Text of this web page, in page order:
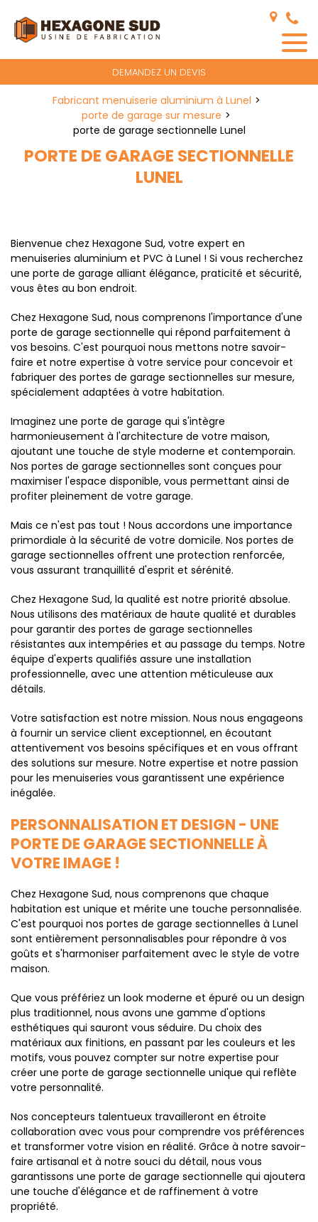
DEMANDEZ UN DEVIS
Fabricant menuiserie aluminium à Lunel
porte de garage sur mesure
porte de garage sectionnelle Lunel
PORTE DE GARAGE SECTIONNELLE
LUNEL
Bienvenue chez Hexagone Sud, votre expert en
menuiseries aluminium et PVC à Lunel ! Si vous recherchez
une porte de garage alliant élégance, praticité et sécurité,
vous êtes au bon endroit.
Chez Hexagone Sud, nous comprenons l'importance d'une
porte de garage sectionnelle qui répond parfaitement à
vos besoins. C'est pourquoi nous mettons notre savoir-
faire et notre expertise à votre service pour concevoir et
fabriquer des portes de garage sectionnelles sur mesure,
spécialement adaptées à votre habitation.
Imaginez une porte de garage qui s'intègre
harmonieusement à l'architecture de votre maison,
ajoutant une touche de style moderne et contemporain.
Nos portes de garage sectionnelles sont conçues pour
maximiser l'espace disponible, vous permettant ainsi de
profiter pleinement de votre garage.
Mais ce n'est pas tout ! Nous accordons une importance
primordiale à la sécurité de votre domicile. Nos portes de
garage sectionnelles offrent une protection renforcée,
vous assurant tranquillité d'esprit et sérénité.
Chez Hexagone Sud, la qualité est notre priorité absolue.
Nous utilisons des matériaux de haute qualité et durables
pour garantir des portes de garage sectionnelles
résistantes aux intempéries et au passage du temps. Notre
équipe d'experts qualifiés assure une installation
professionnelle, avec une attention méticuleuse aux
détails.
Votre satisfaction est notre mission. Nous nous engageons
à fournir un service client exceptionnel, en écoutant
attentivement vos besoins spécifiques et en vous offrant
des solutions sur mesure. Notre expertise et notre passion
pour les menuiseries vous garantissent une expérience
inégalée.
PERSONNALISATION ET DESIGN - UNE
PORTE DE GARAGE SECTIONNELLE À
VOTRE IMAGE !
Chez Hexagone Sud, nous comprenons que chaque
habitation est unique et mérite une touche personnalisée.
C'est pourquoi nos portes de garage sectionnelles à Lunel
sont entièrement personnalisables pour répondre à vos
goûts et s'harmoniser parfaitement avec le style de votre
maison.
Que vous préfériez un look moderne et épuré ou un design
plus traditionnel, nous avons une gamme d'options
esthétiques qui sauront vous séduire. Du choix des
matériaux aux finitions, en passant par les couleurs et les
motifs, vous pouvez compter sur notre expertise pour
créer une porte de garage sectionnelle unique qui reflète
votre personnalité.
Nos concepteurs talentueux travailleront en étroite
collaboration avec vous pour comprendre vos préférences
et transformer votre vision en réalité. Grâce à notre savoir-
faire artisanal et à notre souci du détail, nous vous
garantissons une porte de garage sectionnelle qui ajoutera
une touche d'élégance et de raffinement à votre
propriété.